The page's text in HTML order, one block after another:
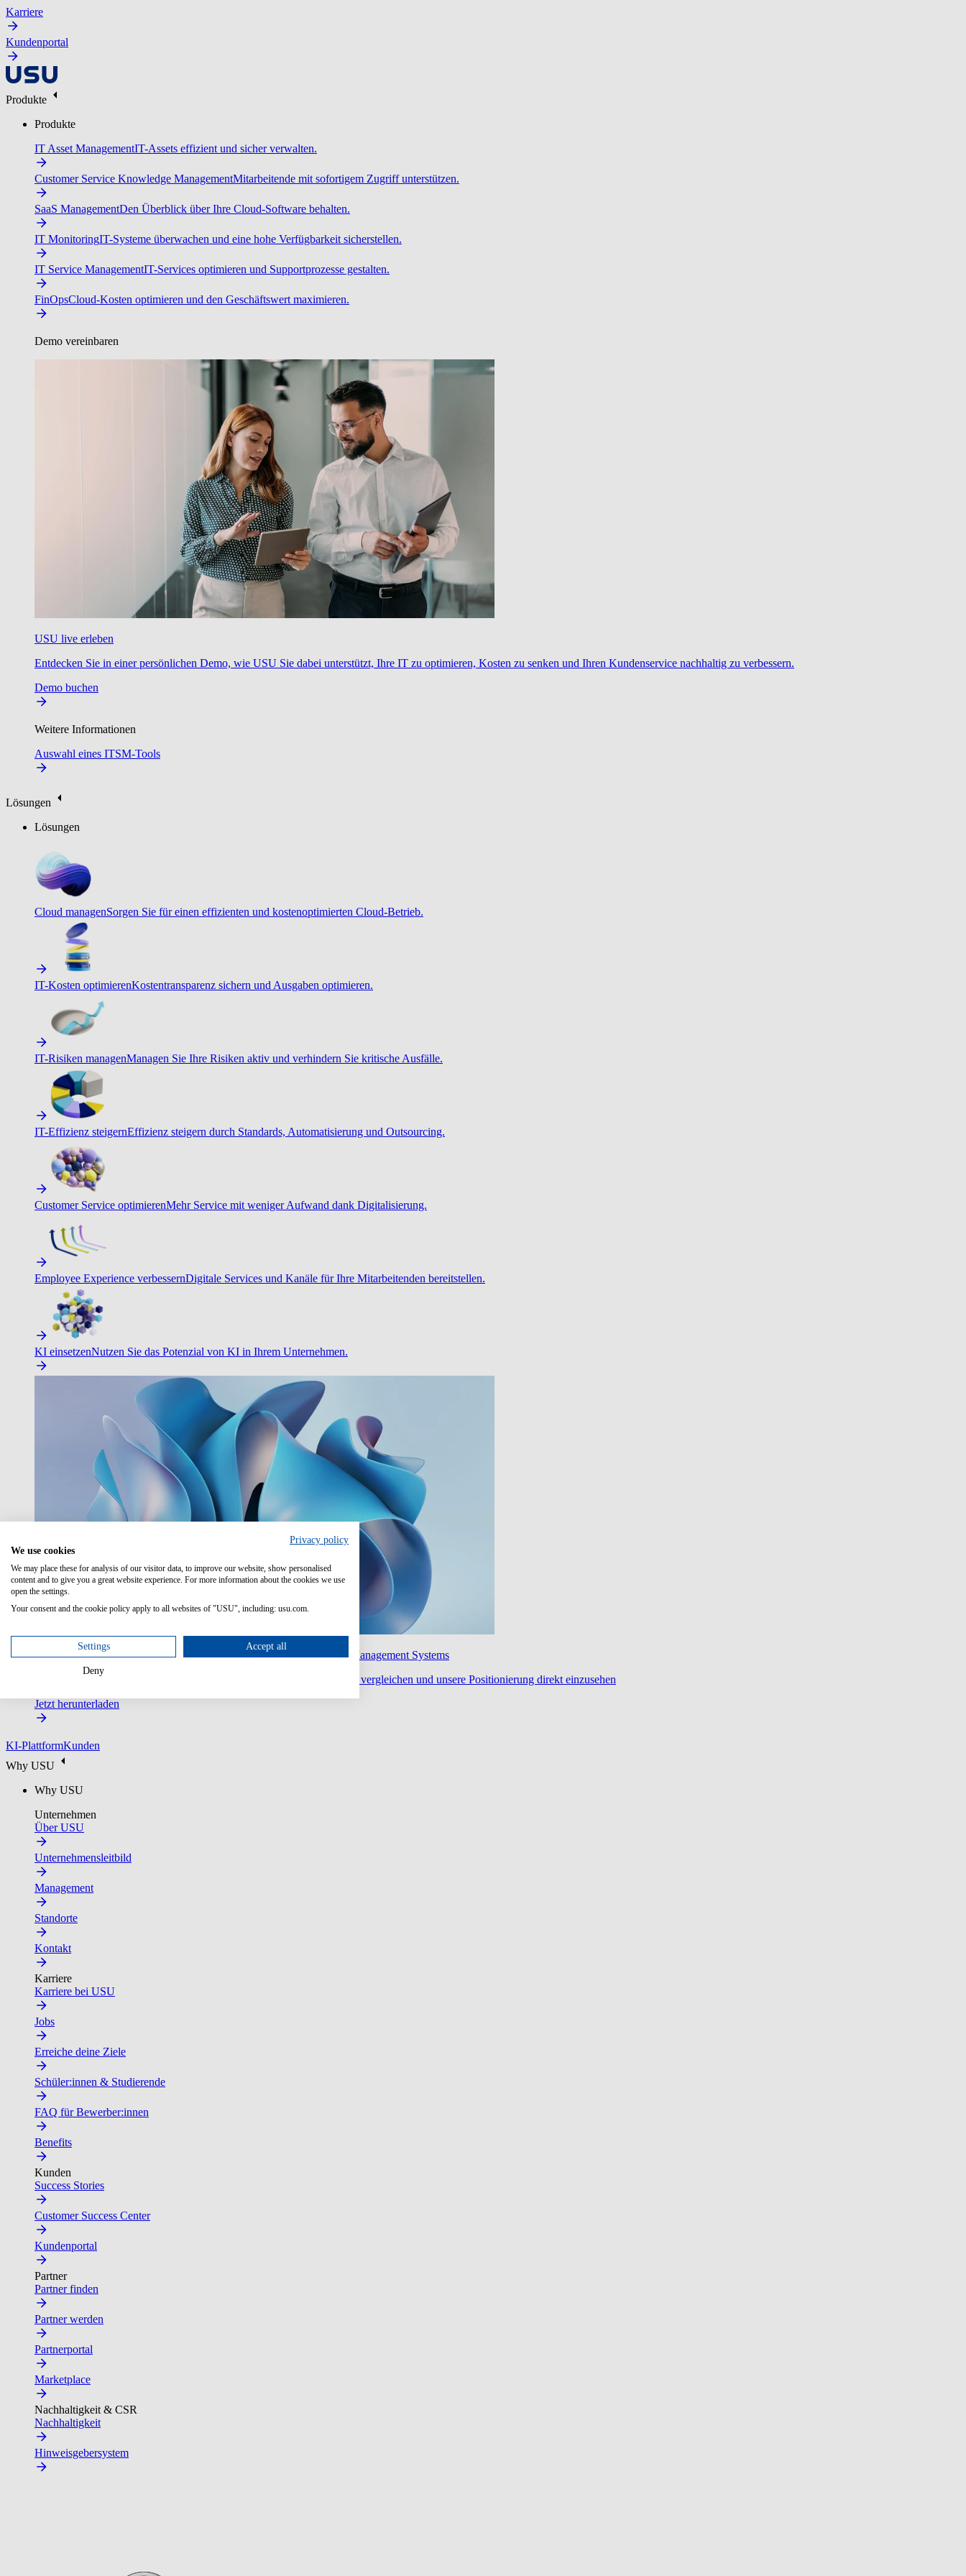
Karriere
Kundenportal
Produkte
Produkte
IT Asset ManagementIT-Assets effizient und sicher verwalten.
Customer Service Knowledge ManagementMitarbeitende mit sofortigem Zugriff unterstützen.
SaaS ManagementDen Überblick über Ihre Cloud-Software behalten.
IT MonitoringIT-Systeme überwachen und eine hohe Verfügbarkeit sicherstellen.
IT Service ManagementIT-Services optimieren und Supportprozesse gestalten.
FinOpsCloud-Kosten optimieren und den Geschäftswert maximieren.
Demo vereinbaren
USU live erleben
Entdecken Sie in einer persönlichen Demo, wie USU Sie dabei unterstützt, Ihre IT zu optimieren, Kosten zu senken und Ihren Kundenservice nachhaltig zu verbessern.
Demo buchen
Weitere Informationen
Auswahl eines ITSM-Tools
Lösungen
Lösungen
Cloud managenSorgen Sie für einen effizienten und kostenoptimierten Cloud-Betrieb.
IT-Kosten optimierenKostentransparenz sichern und Ausgaben optimieren.
IT-Risiken managenManagen Sie Ihre Risiken aktiv und verhindern Sie kritische Ausfälle.
IT-Effizienz steigernEffizienz steigern durch Standards, Automatisierung und Outsourcing.
Customer Service optimierenMehr Service mit weniger Aufwand dank Digitalisierung.
Employee Experience verbessernDigitale Services und Kanäle für Ihre Mitarbeitenden bereitstellen.
KI einsetzenNutzen Sie das Potenzial von KI in Ihrem Unternehmen.
2026 Gartner® Magic Quadrant™ for Customer Service Knowledge Management Systems
Laden Sie den vollständigen Report herunter, um den Markt fundiert zu vergleichen und unsere Positionierung direkt einzusehen
Jetzt herunterladen
KI-PlattformKunden
Why USU
Why USU
Unternehmen
Über USU
Unternehmensleitbild
Management
Standorte
Kontakt
Karriere
Karriere bei USU
Jobs
Erreiche deine Ziele
Schüler:innen & Studierende
FAQ für Bewerber:innen
Benefits
Kunden
Success Stories
Customer Success Center
Kundenportal
Partner
Partner finden
Partner werden
Partnerportal
Marketplace
Nachhaltigkeit & CSR
Nachhaltigkeit
Hinweisgebersystem
Privacy policy
We use cookies
We may place these for analysis of our visitor data, to improve our website, show personalised
content and to give you a great website experience. For more information about the cookies we use
open the settings.
Your consent and the cookie policy apply to all websites of "USU", including: usu.com.
Settings Accept all
Deny